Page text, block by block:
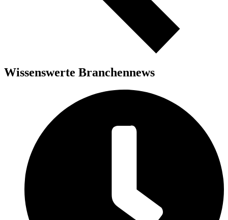
Wissenswerte Branchennews